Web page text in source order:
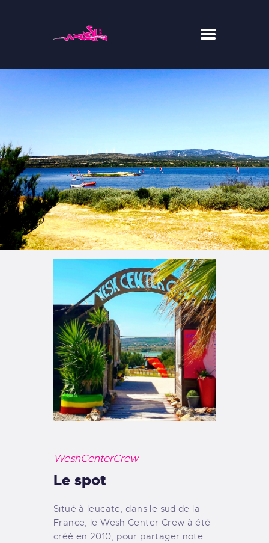
WESH CENTER CREW
ACTUS
WeshCenterCrew
Le spot
Situé à leucate, dans le sud de la
France, le Wesh Center Crew à été
créé en 2010, pour partager note